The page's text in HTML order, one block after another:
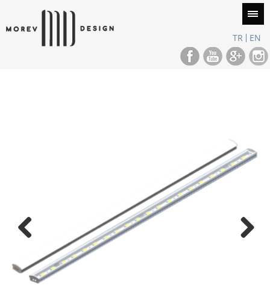
TR EN